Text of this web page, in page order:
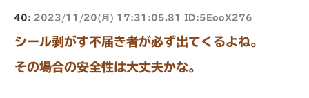
40: 2023/11/20(月) 17:31:05.81 ID:5EooX276
シール剥がす不届き者が必ず出てくるよね。
その場合の安全性は大丈夫かな。